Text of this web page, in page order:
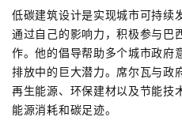
低碳建筑设计是实现城市可持续
通过自己的影响力，积极参与巴
作。他的倡导帮助多个城市政府
排放中的巨大潜力。席尔瓦与政
再生能源、环保建材以及节能技
能源消耗和碳足迹。